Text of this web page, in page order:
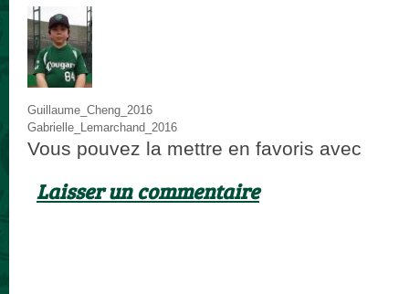
Guillaume_Cheng_2016
Gabrielle_Lemarchand_2016
Vous pouvez la mettre en favoris avec
Laisser un commentaire